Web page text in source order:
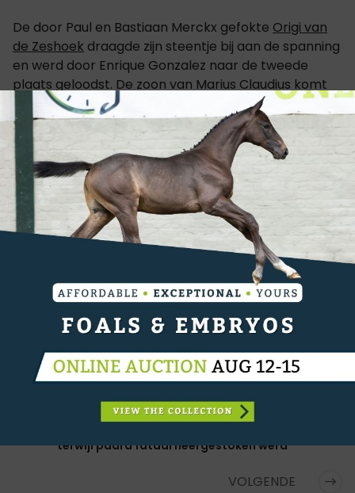
De door Paul en Bastiaan Merckx gefokte Origi van
de Zeshoek draagde zijn steentje bij aan de spanning
en werd door Enrique Gonzalez naar de tweede
plaats geloodst. De zoon van Marius Claudius komt
uit dezelfde stam als de befaamde Eldorado van de
Zeshoek.Met bijna anderhalve seconde verschil kon
het duo niet tippen aan Matthew Sampson. De Brit
haalde de winst binnen op de rug van de 9-jarige
King Lepantino, een KWPN'er van Arezzo VDL. De top
drie werd afgewerkt door Kendra Claricia Brinkop en
Enrico de La Pomme (Vigo d'Arsouilles).
PAARDEN:KING LEPANTINO,ORIGI VAN DE ZESHOEK,
DE LA POMME , A.S DAMASCENE, KANTIBES
CATEGORIËN:SPRINGEN ,INTERNATIONAAL
VORIGE
terwijl paard fataal neergestoken werd
VOLGENDE